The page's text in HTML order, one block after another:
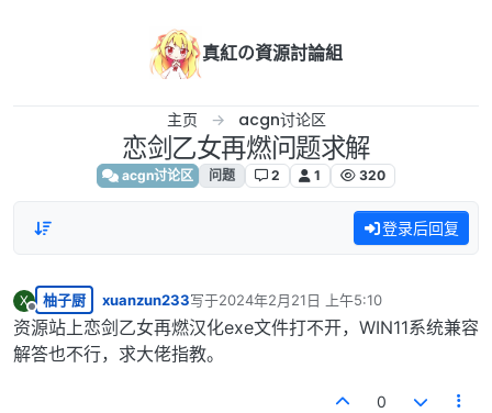
真紅の資源討論組
主页 acgn讨论区
恋剑乙女再燃问题求解
acgn讨论区 问题 2 1 320
登录后回复
X
离线
柚子厨 xuanzun233写于2024年2月21日 上午5:10
最后由 编辑
资源站上恋剑乙女再燃汉化exe文件打不开，WIN11系统兼容
解答也不行，求大佬指教。
0